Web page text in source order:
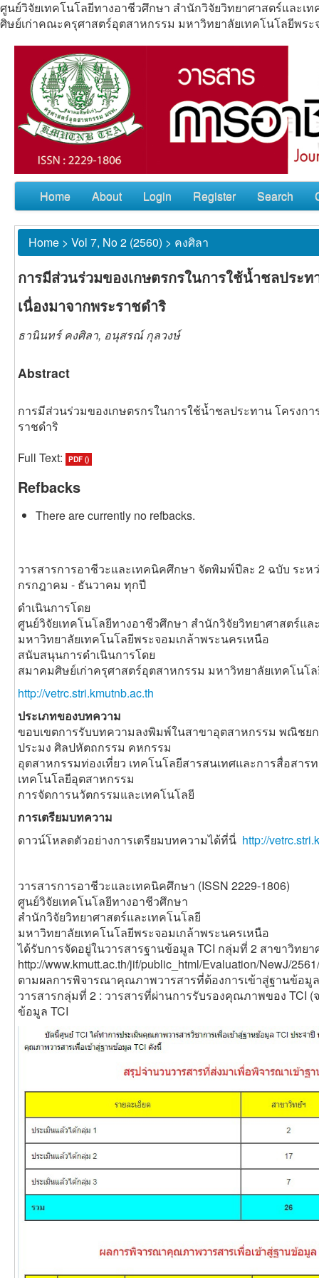
ศูนย์วิจัยเทคโนโลยีทางอาชีวศึกษา สำนักวิจัยวิทยาศาสตร์และ
ศิษย์เก่าคณะครุศาสตร์อุตสาหกรรม มหาวิทยาลัยเทคโนโลยีพระ
Home About Login Register Search
Home > Vol 7, No 2 (2560) > คงศิลา
การมีส่วนร่วมของเกษตรกรในการใช้น้ำชลประ
เนื่องมาจากพระราชดำริ
ธานินทร์ คงศิลา, อนุสรณ์ กุลวงษ์
Abstract
การมีส่วนร่วมของเกษตรกรในการใช้น้ำชลประทาน โครงก
ราชดำริ
Full Text:
PDF ()
Refbacks
There are currently no refbacks.
วารสารการอาชีวะและเทคนิคศึกษา จัดพิมพ์ปีละ 2 ฉบับ ระห
กรกฎาคม - ธันวาคม ทุกปี
ดำเนินการโดย
ศูนย์วิจัยเทคโนโลยีทางอาชีวศึกษา สำนักวิจัยวิทยาศาสตร์แล
มหาวิทยาลัยเทคโนโลยีพระจอมเกล้าพระนครเหนือ
สนับสนุนการดำเนินการโดย
สมาคมศิษย์เก่าครุศาสตร์อุตสาหกรรม มหาวิทยาลัยเทคโนโ
http://vetrc.stri.kmutnb.ac.th
ประเภทของบทความ
ขอบเขตการรับบทความลงพิมพ์ในสาขาอุตสาหกรรม พณิชย
ประมง ศิลปหัตถกรรม คหกรรม
อุตสาหกรรมท่องเที่ยว เทคโนโลยีสารสนเทศและการสื่อสา
เทคโนโลยีอุตสาหกรรม
การจัดการนวัตกรรมและเทคโนโลยี
การเตรียมบทความ
ดาวน์โหลดตัวอย่างการเตรียมบทความได้ที่นี่ http://
วารสารการอาชีวะและเทคนิคศึกษา (ISSN 2229-1806)
ศูนย์วิจัยเทคโนโลยีทางอาชีวศึกษา
สำนักวิจัยวิทยาศาสตร์และเทคโนโลยี
มหาวิทยาลัยเทคโนโลยีพระจอมเกล้าพระนครเหนือ
ได้รับการจัดอยู่ในวารสารฐานข้อมูล TCI กลุ่มที่ 2 สาขาวิทย
http://www.kmutt.ac.th/jif/public_html/Evaluation/NewJ/
ตามผลการพิจารณาคุณภาพวารสารที่ต้องการเข้าสู่ฐานข้อมูล
วารสารกลุ่มที่ 2 : วารสารที่ผ่านการรับรองคุณภาพของ TCI
ข้อมูล TCI